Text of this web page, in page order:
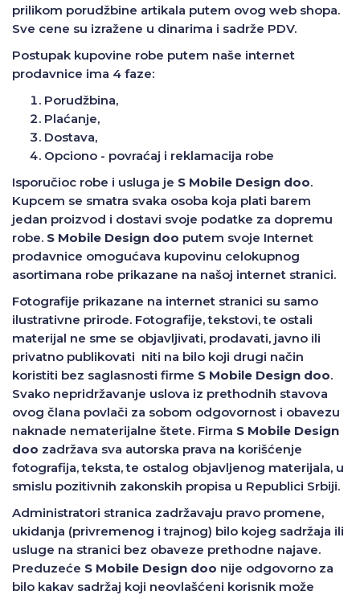
prilikom porudžbine artikala putem ovog web shopa.
Sve cene su izražene u dinarima i sadrže PDV.
Postupak kupovine robe putem naše internet
prodavnice ima 4 faze:
Porudžbina,
Plaćanje,
Dostava,
Opciono - povraćaj i reklamacija robe
Isporučioc robe i usluga je S Mobile Design doo.
Kupcem se smatra svaka osoba koja plati barem
jedan proizvod i dostavi svoje podatke za dopremu
robe. S Mobile Design doo putem svoje Internet
prodavnice omogućava kupovinu celokupnog
asortimana robe prikazane na našoj internet stranici.
Fotografije prikazane na internet stranici su samo
ilustrativne prirode. Fotografije, tekstovi, te ostali
materijal ne sme se objavljivati, prodavati, javno ili
privatno publikovati niti na bilo koji drugi način
koristiti bez saglasnosti firme S Mobile Design doo.
Svako nepridržavanje uslova iz prethodnih stavova
ovog člana povlači za sobom odgovornost i obavezu
naknade nematerijalne štete. Firma S Mobile Design
doo zadržava sva autorska prava na korišćenje
fotografija, teksta, te ostalog objavljenog materijala, u
smislu pozitivnih zakonskih propisa u Republici Srbiji.
Administratori stranica zadržavaju pravo promene,
ukidanja (privremenog i trajnog) bilo kojeg sadržaja ili
usluge na stranici bez obaveze prethodne najave.
Preduzeće S Mobile Design doo nije odgovorno za
bilo kakav sadržaj koji neovlašćeni korisnik može